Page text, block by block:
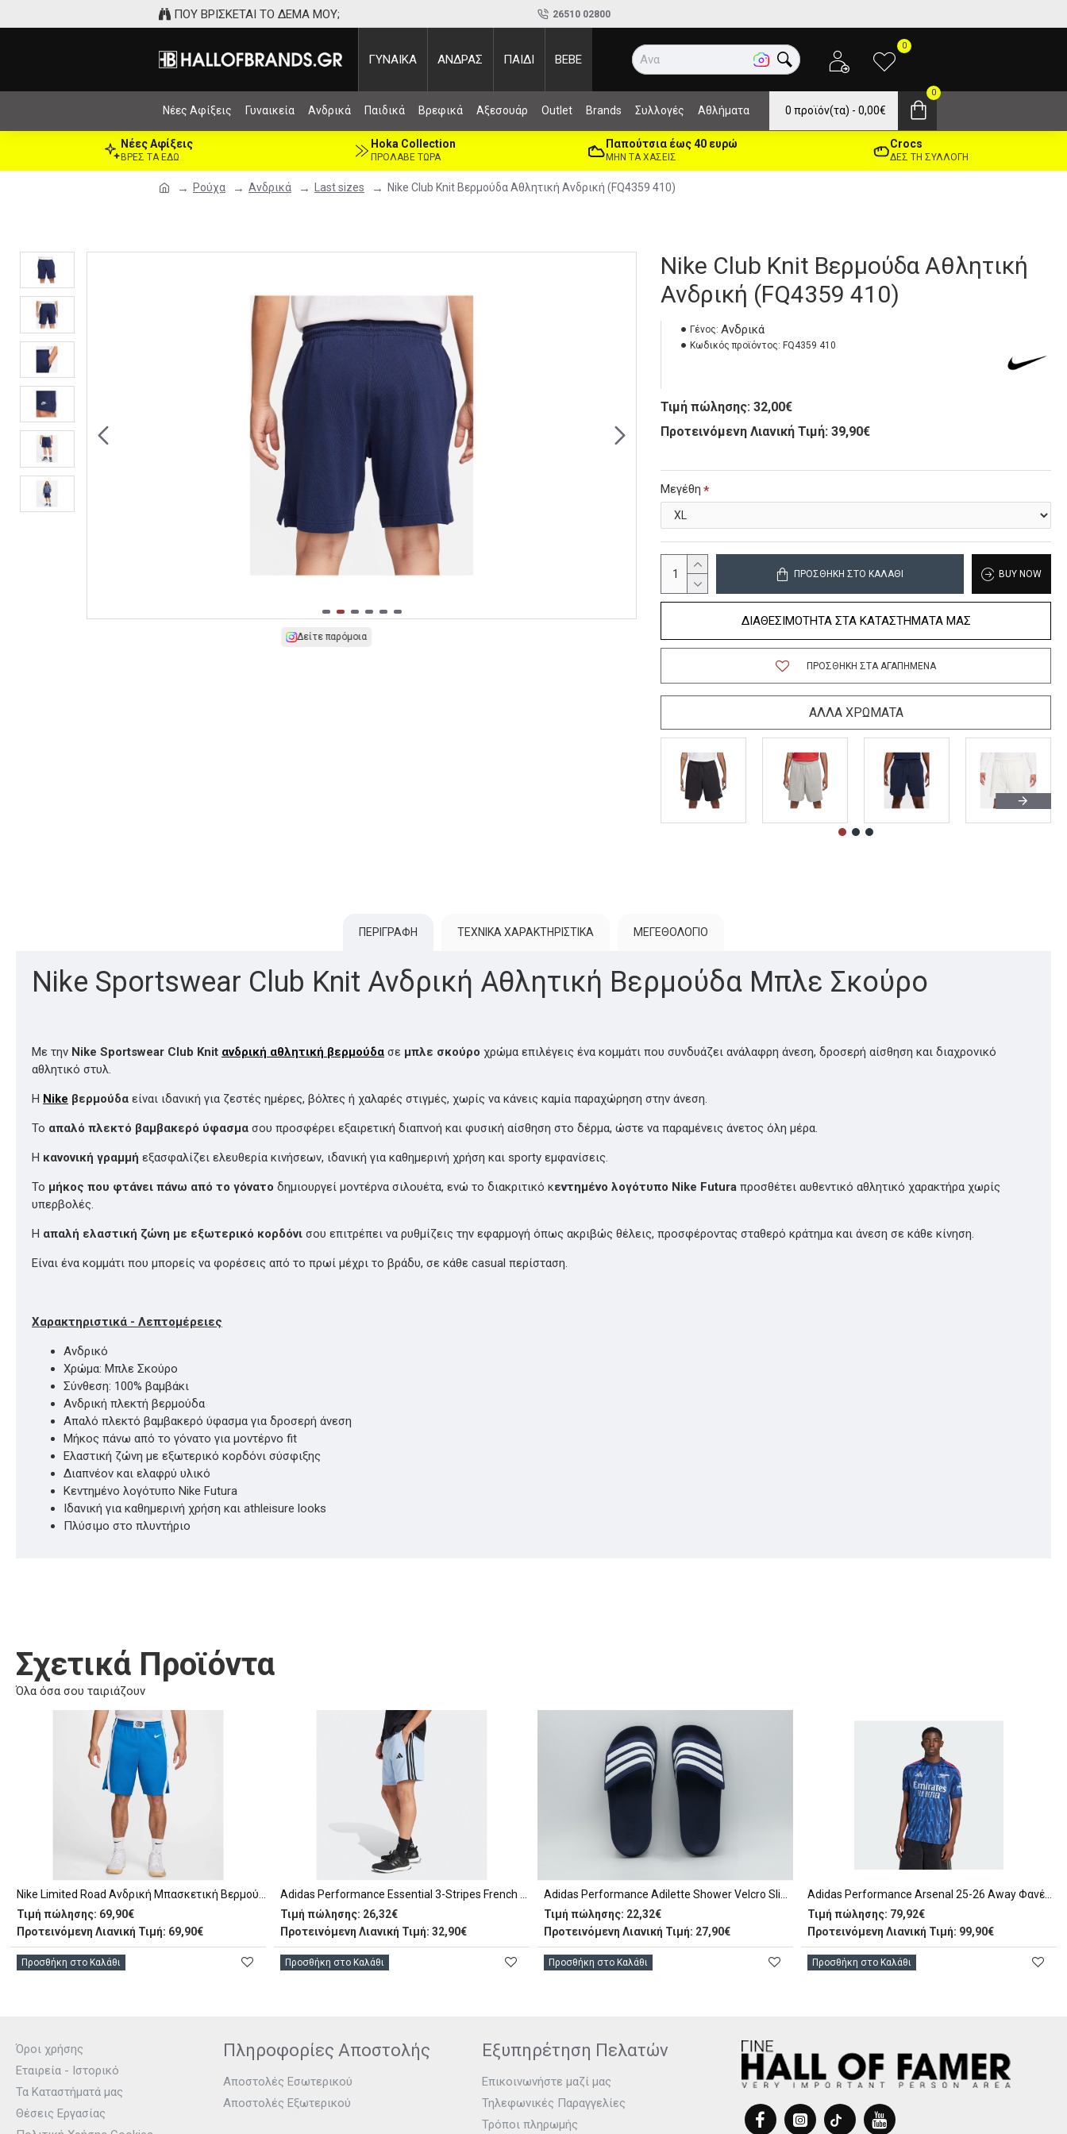
ΠΟΥ ΒΡΙΣΚΕΤΑΙ ΤΟ ΔΕΜΑ ΜΟΥ; 26510 02800
ΓΥΝΑΙΚΑ ΑΝΔΡΑΣ ΠΑΙΔΙ BEBE Αναζήτηση.
0
Νέες Αφίξεις Γυναικεία Ανδρικά Παιδικά Βρεφικά Αξεσουάρ Outlet Brands Συλλογές Αθλήματα 0 προϊόν(τα) - 0,00€
0
Ρούχα Ανδρικά Last sizes Nike Club Knit Βερμούδα Αθλητική Ανδρική (FQ4359 410)
Νέες Αφίξεις
ΒΡΕΣ ΤΑ ΕΔΩ
Hoka Collection
ΠΡΟΛΑΒΕ ΤΩΡΑ
Παπούτσια έως 40 ευρώ
ΜΗΝ ΤΑ ΧΑΣΕΙΣ
Crocs
ΔΕΣ ΤΗ ΣΥΛΛΟΓΗ
Δείτε παρόμοια
Nike Club Knit Βερμούδα Αθλητική
Ανδρική (FQ4359 410)
Γένος: Ανδρικά
Κωδικός προϊόντος: FQ4359 410
Τιμή πώλησης:32,00€
Προτεινόμενη Λιανική Τιμή: 39,90€
Μεγέθη
ΠΡΟΣΘΉΚΗ ΣΤΟ ΚΑΛΆΘΙ BUY NOW
ΔΙΑΘΕΣΙΜΟΤΗΤΑ ΣΤΑ ΚΑΤΑΣΤΗΜΑΤΑ ΜΑΣ
ΠΡΟΣΘΉΚΗ ΣΤΑ ΑΓΑΠΗΜΈΝΑ
ΑΛΛΑ ΧΡΩΜΑΤΑ
ΠΕΡΙΓΡΑΦΗ ΤΕΧΝΙΚΑ ΧΑΡΑΚΤΗΡΙΣΤΙΚΑ ΜΕΓΕΘΟΛΌΓΙΟ
Nike Sportswear Club Knit Ανδρική Αθλητική Βερμούδα Μπλε Σκούρο
Με την Nike Sportswear Club Knit ανδρική αθλητική βερμούδα σε μπλε σκούρο χρώμα επιλέγεις ένα κομμάτι που συνδυάζει ανάλαφρη άνεση, δροσερή αίσθηση και διαχρονικό
αθλητικό στυλ.
Η Nike βερμούδα είναι ιδανική για ζεστές ημέρες, βόλτες ή χαλαρές στιγμές, χωρίς να κάνεις καμία παραχώρηση στην άνεση.
Το απαλό πλεκτό βαμβακερό ύφασμα σου προσφέρει εξαιρετική διαπνοή και φυσική αίσθηση στο δέρμα, ώστε να παραμένεις άνετος όλη μέρα.
Η κανονική γραμμή εξασφαλίζει ελευθερία κινήσεων, ιδανική για καθημερινή χρήση και sporty εμφανίσεις.
Το μήκος που φτάνει πάνω από το γόνατο δημιουργεί μοντέρνα σιλουέτα, ενώ το διακριτικό κεντημένο λογότυπο Nike Futura προσθέτει αυθεντικό αθλητικό χαρακτήρα χωρίς
υπερβολές.
Η απαλή ελαστική ζώνη με εξωτερικό κορδόνι σου επιτρέπει να ρυθμίζεις την εφαρμογή όπως ακριβώς θέλεις, προσφέροντας σταθερό κράτημα και άνεση σε κάθε κίνηση.
Είναι ένα κομμάτι που μπορείς να φορέσεις από το πρωί μέχρι το βράδυ, σε κάθε casual περίσταση.
Χαρακτηριστικά - Λεπτομέρειες
Ανδρικό
Χρώμα: Μπλε Σκούρο
Σύνθεση: 100% βαμβάκι
Ανδρική πλεκτή βερμούδα
Απαλό πλεκτό βαμβακερό ύφασμα για δροσερή άνεση
Μήκος πάνω από το γόνατο για μοντέρνο fit
Ελαστική ζώνη με εξωτερικό κορδόνι σύσφιξης
Διαπνέον και ελαφρύ υλικό
Κεντημένο λογότυπο Nike Futura
Ιδανική για καθημερινή χρήση και athleisure looks
Πλύσιμο στο πλυντήριο
Σχετικά Προϊόντα
Όλα όσα σου ταιριάζουν
Τιμή πώλησης: 69,90€
Προτεινόμενη Λιανική Τιμή: 69,90€
Προσθήκη στο Καλάθι
Τιμή πώλησης: 26,32€
Προτεινόμενη Λιανική Τιμή: 32,90€
Προσθήκη στο Καλάθι
Τιμή πώλησης: 22,32€
Προτεινόμενη Λιανική Τιμή: 27,90€
Προσθήκη στο Καλάθι
Τιμή πώλησης: 79,92€
Προτεινόμενη Λιανική Τιμή: 99,90€
Προσθήκη στο Καλάθι
Όροι χρήσης
Εταιρεία - Ιστορικό
Τα Καταστήματά μας
Θέσεις Εργασίας
Πληροφορίες Αποστολής
Αποστολές Εσωτερικού
Αποστολές Εξωτερικού
Εξυπηρέτηση Πελατών
Επικοινωνήστε μαζί μας
Τηλεφωνικές Παραγγελίες
Τρόποι πληρωμής